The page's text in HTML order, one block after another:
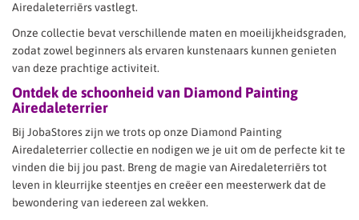
Airedaleterriërs vastlegt.
Onze collectie bevat verschillende maten en moeilijkheidsgraden,
zodat zowel beginners als ervaren kunstenaars kunnen genieten
van deze prachtige activiteit.
Ontdek de schoonheid van Diamond Painting
Airedaleterrier
Bij JobaStores zijn we trots op onze Diamond Painting
Airedaleterrier collectie en nodigen we je uit om de perfecte kit te
vinden die bij jou past. Breng de magie van Airedaleterriërs tot
leven in kleurrijke steentjes en creëer een meesterwerk dat de
bewondering van iedereen zal wekken.